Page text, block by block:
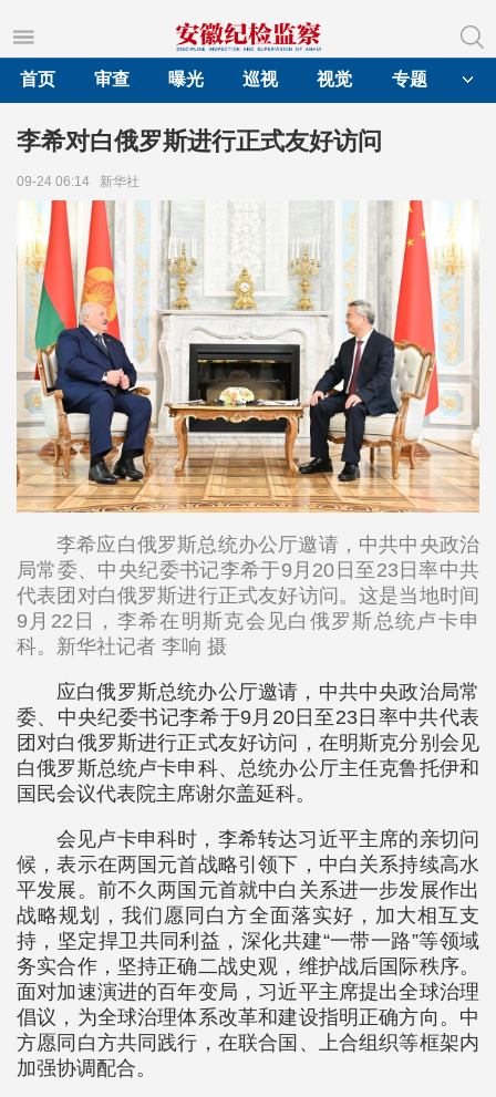
首页
审查 曝光 巡视 视觉 专题
李希对白俄罗斯进行正式友好访问
09-24 06:14 新华社
李希应白俄罗斯总统办公厅邀请，中共中央政治
局常委、中央纪委书记李希于9月20日至23日率中共
代表团对白俄罗斯进行正式友好访问。这是当地时间
9月22日，李希在明斯克会见白俄罗斯总统卢卡申
科。新华社记者 李响 摄
应白俄罗斯总统办公厅邀请，中共中央政治局常
委、中央纪委书记李希于9月20日至23日率中共代表
团对白俄罗斯进行正式友好访问，在明斯克分别会见
白俄罗斯总统卢卡申科、总统办公厅主任克鲁托伊和
国民会议代表院主席谢尔盖延科。
会见卢卡申科时，李希转达习近平主席的亲切问
候，表示在两国元首战略引领下，中白关系持续高水
平发展。前不久两国元首就中白关系进一步发展作出
战略规划，我们愿同白方全面落实好，加大相互支
持，坚定捍卫共同利益，深化共建“一带一路”等领域
务实合作，坚持正确二战史观，维护战后国际秩序。
面对加速演进的百年变局，习近平主席提出全球治理
倡议，为全球治理体系改革和建设指明正确方向。中
方愿同白方共同践行，在联合国、上合组织等框架内
加强协调配合。